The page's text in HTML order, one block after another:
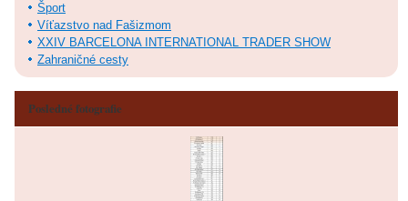
Šport
Víťazstvo nad Fašizmom
XXIV BARCELONA INTERNATIONAL TRADER SHOW
Zahraničné cesty
Posledné fotografie